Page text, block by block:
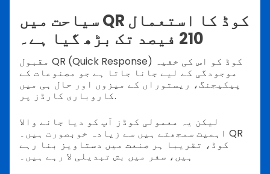
سیاحت میں QR کوڈ کا استعمال
210 فیصد تک بڑھ گیا ہے۔
مقبول QR (Quick Response) کوڈ کو اس کی خفیہ
موجودگی کے لیے جانا جاتا ہے جو مصنوعات کے
پیکیجنگ، ریستوراں کے میزوں اور حال ہی میں
کاروباری کارڈز پر.
لیکن یہ معمولی کوڈز آپ کو دیا جانے والا
اہمیت سمجھتے ہیں سے زیادہ خوبصورت ہیں۔ QR
کوڈ، تقریبا ہر صنعت میں دستاویز بنا رہے
ہیں، سفر میں بش تبدیلی لا رہے ہیں۔